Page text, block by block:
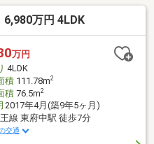
すっきり広々と使えます。
車2台分確保♪ ガーデニン
には、赤道へつながるスロ
ズに駐輪できます◎ 平成26
リフォーム履歴も有、 ご家
住まいです。
万円 4LDK
万円
4LDK
積111.78m2
積76.5m2
2017年4月(築9年5ヶ月)
線 東府中駅 徒歩7分
交通